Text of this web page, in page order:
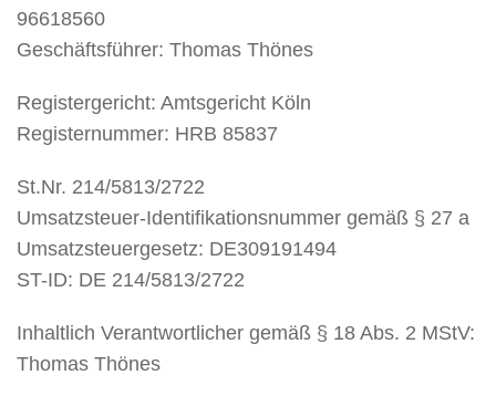
96618560
Geschäftsführer: Thomas Thönes
Registergericht: Amtsgericht Köln
Registernummer: HRB 85837
St.Nr. 214/5813/2722
Umsatzsteuer-Identifikationsnummer gemäß § 27 a
Umsatzsteuergesetz: DE309191494
ST-ID: DE 214/5813/2722
Inhaltlich Verantwortlicher gemäß § 18 Abs. 2 MStV:
Thomas Thönes